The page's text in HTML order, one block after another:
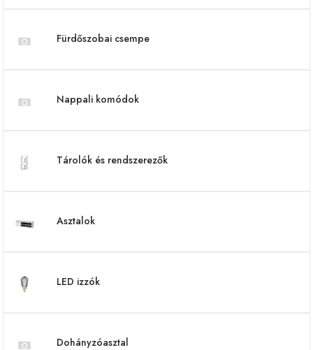
Fürdőszobai csempe
Nappali komódok
Tárolók és rendszerezők
Asztalok
LED izzók
Dohányzóasztal